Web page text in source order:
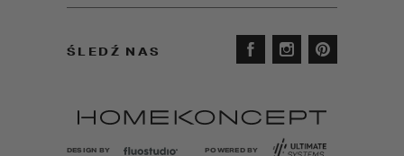
ŚLEDŹ NAS
DESIGN BY POWERED BY